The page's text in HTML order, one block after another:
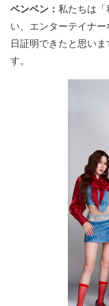
ベンベン： 私たちは
い、エンターテイナ
日証明できたと思い
す。